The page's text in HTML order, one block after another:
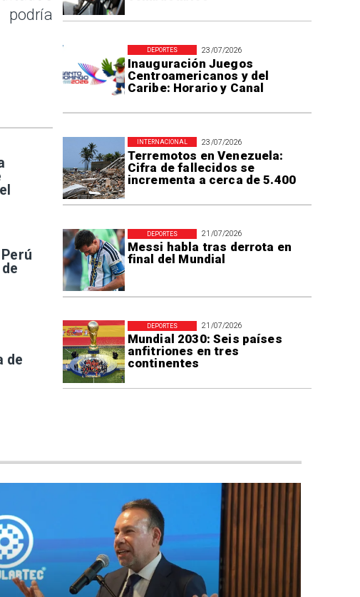
23/07/2026
Inauguración Juegos
Centroamericanos y del
Caribe: Horario y Canal
DEPORTES
23/07/2026
Terremotos en Venezuela:
Cifra de fallecidos se
incrementa a cerca de 5.400
INTERNACIONAL
21/07/2026
Messi habla tras derrota en
final del Mundial
DEPORTES
21/07/2026
Mundial 2030: Seis países
anfitriones en tres
continentes
DEPORTES
de